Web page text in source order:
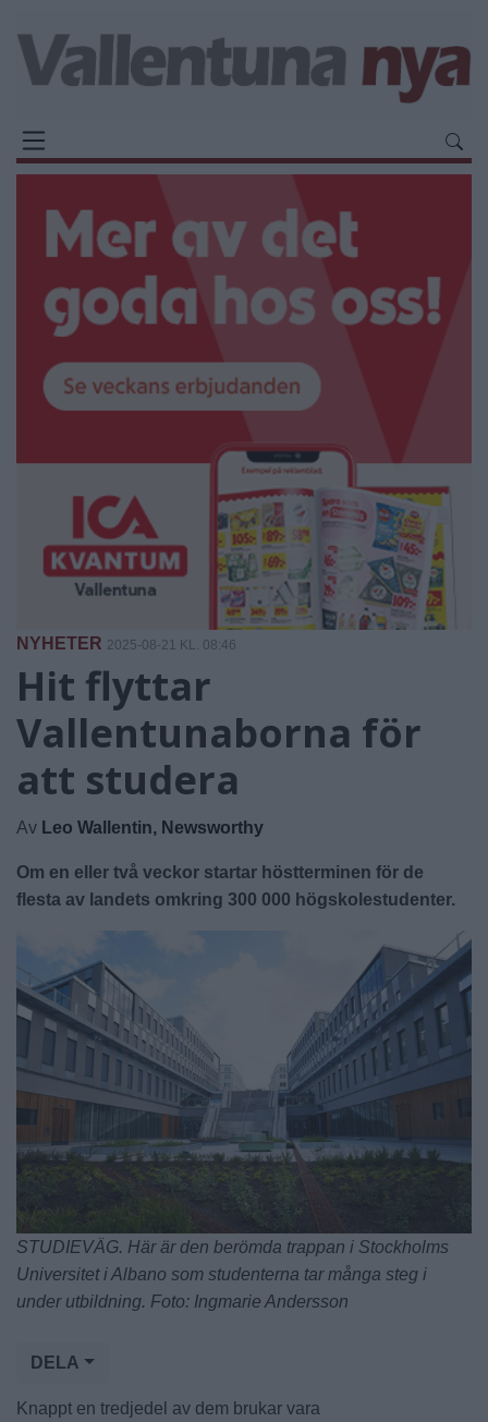
NYHETER 2025-08-21 KL. 08:46
Hit flyttar
Vallentunaborna för
att studera
Av Leo Wallentin, Newsworthy
Om en eller två veckor startar höstterminen för de
flesta av landets omkring 300 000 högskolestudenter.
STUDIEVÄG. Här är den berömda trappan i Stockholms
Universitet i Albano som studenterna tar många steg i
under utbildning. Foto: Ingmarie Andersson
DELA
Knappt en tredjedel av dem brukar vara